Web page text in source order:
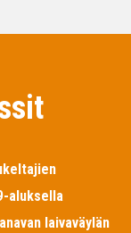
aluksella
laivaväylän